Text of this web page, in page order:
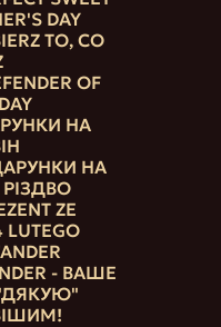
DAY
TO, CO
OF
НА
НА
ZE
LUTEGO
- ВАШЕ